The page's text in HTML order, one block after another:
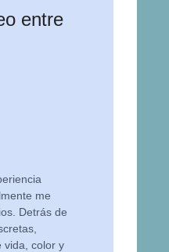
entre
me
Detrás de
vida, color y